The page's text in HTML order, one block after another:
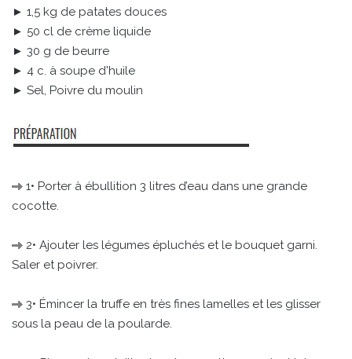
► 1,5 kg de patates douces
► 50 cl de crème liquide
► 30 g de beurre
► 4 c. à soupe d'huile
► Sel, Poivre du moulin
1• Porter à ébullition 3 litres d’eau dans une grande
cocotte.
2• Ajouter les légumes épluchés et le bouquet garni.
Saler et poivrer.
3• Émincer la truffe en très fines lamelles et les glisser
sous la peau de la poularde.